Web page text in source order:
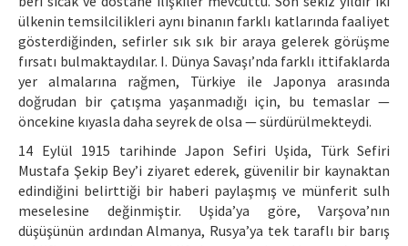
ülkenin temsilcilikleri aynı binanın farklı katlarında faaliyet
gösterdiğinden, sefirler sık sık bir araya gelerek görüşme
fırsatı bulmaktaydılar. I. Dünya Savaşı’nda farklı ittifaklarda
yer almalarına rağmen, Türkiye ile Japonya arasında
doğrudan bir çatışma yaşanmadığı için, bu temaslar —
öncekine kıyasla daha seyrek de olsa — sürdürülmekteydi.
14 Eylül 1915 tarihinde Japon Sefiri Uşida, Türk Sefiri
Mustafa Şekip Bey’i ziyaret ederek, güvenilir bir kaynaktan
edindiğini belirttiği bir haberi paylaşmış ve münferit sulh
meselesine değinmiştir. Uşida’ya göre, Varşova’nın
düşüşünün ardından Almanya, Rusya’ya tek taraflı bir barış